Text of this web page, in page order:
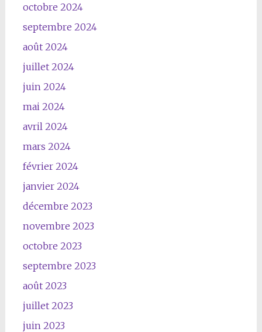
octobre 2024
septembre 2024
août 2024
juillet 2024
juin 2024
mai 2024
avril 2024
mars 2024
février 2024
janvier 2024
décembre 2023
novembre 2023
octobre 2023
septembre 2023
août 2023
juillet 2023
juin 2023